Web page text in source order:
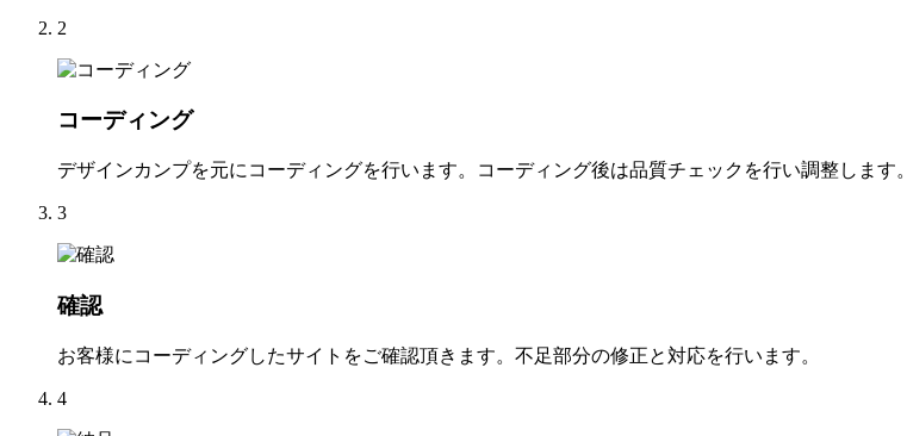
2
コーディング
デザインカンプを元にコーディングを行います。コーディング後は品質チェックを行い調整します。
3
確認
お客様にコーディングしたサイトをご確認頂きます。不足部分の修正と対応を行います。
4